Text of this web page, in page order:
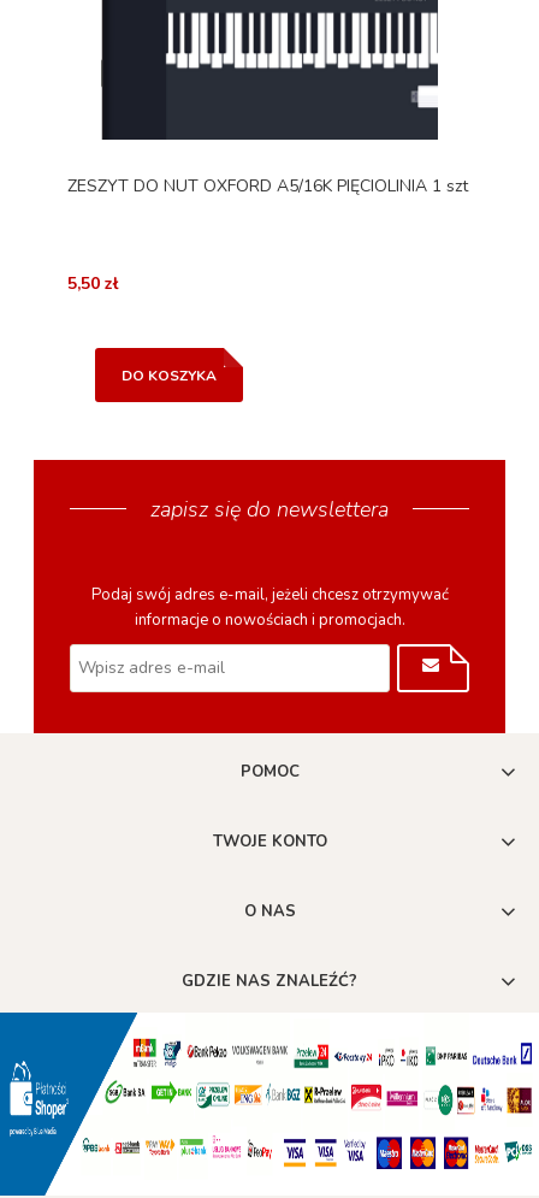
ZESZYT DO NUT OXFORD A5/16K PIĘCIOLINIA 1 szt
5,50 zł
DO KOSZYKA
zapisz się do newslettera
Podaj swój adres e-mail, jeżeli chcesz otrzymywać
informacje o nowościach i promocjach.
POMOC
TWOJE KONTO
O NAS
GDZIE NAS ZNALEŹĆ?